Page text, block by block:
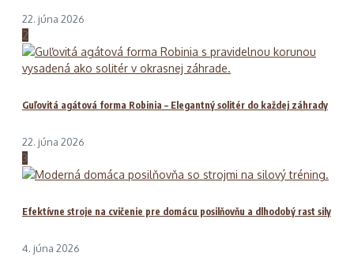
22. júna 2026
2
Guľovitá agátová forma Robinia – Elegantný solitér do každej záhrady
22. júna 2026
3
Efektívne stroje na cvičenie pre domácu posilňovňu a dlhodobý rast sily
4. júna 2026